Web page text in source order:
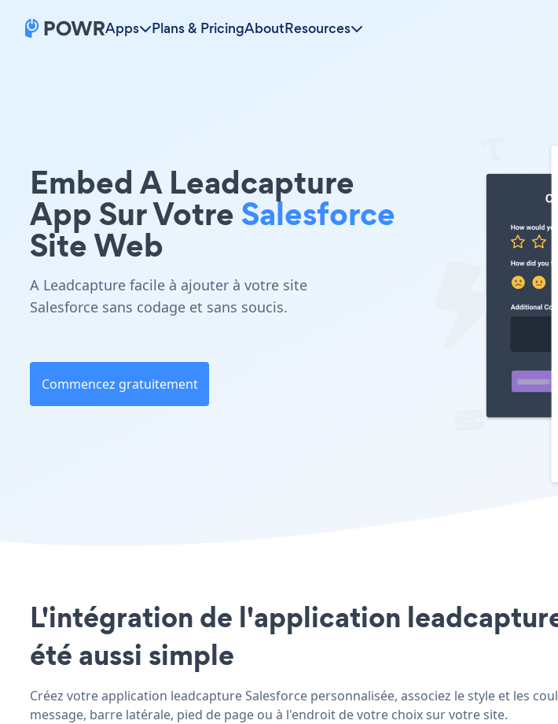
Apps Plans & PricingAboutResources
Embed A Leadcapture
App Sur VotreSalesforce
Site Web
A Leadcapture facile à ajouter à votre site
Salesforce sans codage et sans soucis.
Commencez gratuitement
L'intégration de l'application
été aussi simple
Créez votre application leadcapture Salesforce personnalisée, associez le style et les
message, barre latérale, pied de page ou à l'endroit de votre choix sur votre site.